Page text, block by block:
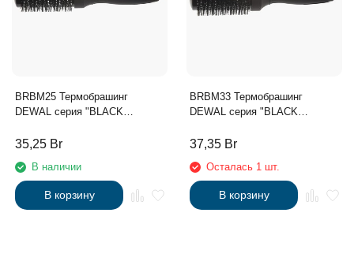
BRBM25 Термобрашинг
DEWAL серия "BLACK
покрытие+антистатик, с
35,25 Br
В наличии
В корзину
BRBM33 Термобрашинг
DEWAL серия "BLACK
покрытие+антистатик, с
37,35 Br
Осталась 1 шт.
В корзину